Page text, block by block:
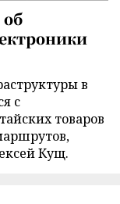
в
с
товаров
Кущ.